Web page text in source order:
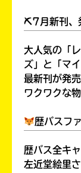
⛏7月新刊、
大人気の「
ズ」と「マ
最新刊が発
ワクワクな
歴バスフ
歴バス全キ
左近堂絵里